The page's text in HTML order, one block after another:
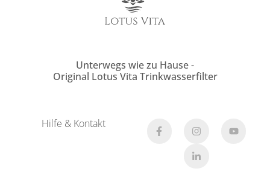
Unterwegs wie zu Hause -
Original Lotus Vita Trinkwasserfilter
Hilfe & Kontakt